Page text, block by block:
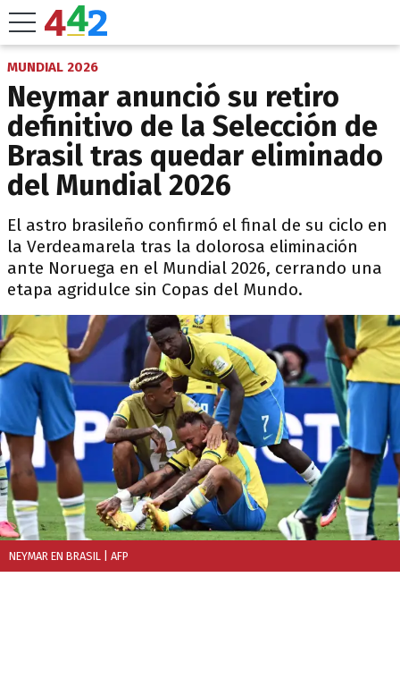
MUNDIAL 2026
Neymar anunció su retiro
definitivo de la Selección de
Brasil tras quedar eliminado
del Mundial 2026
El astro brasileño confirmó el final de su ciclo en
la Verdeamarela tras la dolorosa eliminación
ante Noruega en el Mundial 2026, cerrando una
etapa agridulce sin Copas del Mundo.
NEYMAR EN BRASIL | AFP